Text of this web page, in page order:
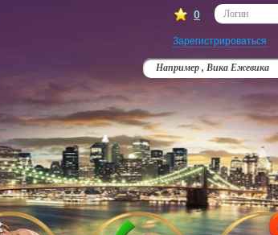
Логин
0
Зарегистрироваться
Например , Вика Ежевика